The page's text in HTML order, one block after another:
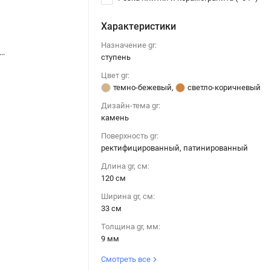
Италон Контемпора Флэйр Ступень Угловая / Italon Contempora Flare Scale Angle 33x120
Характеристики
Назначение gr:
ступень
Цвет gr:
темно-бежевый,
светло-коричневый
Дизайн-тема gr:
камень
Поверхность gr:
ректифицированный, патинированный
Длина gr, см:
120 см
Ширина gr, см:
33 см
Толщина gr, мм:
9 мм
Смотреть все